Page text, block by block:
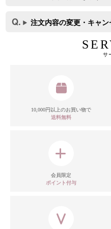
注文内容の変更・キャ
サ
10,000円以上のお買い物で
送料無料
会員限定
ポイント付与